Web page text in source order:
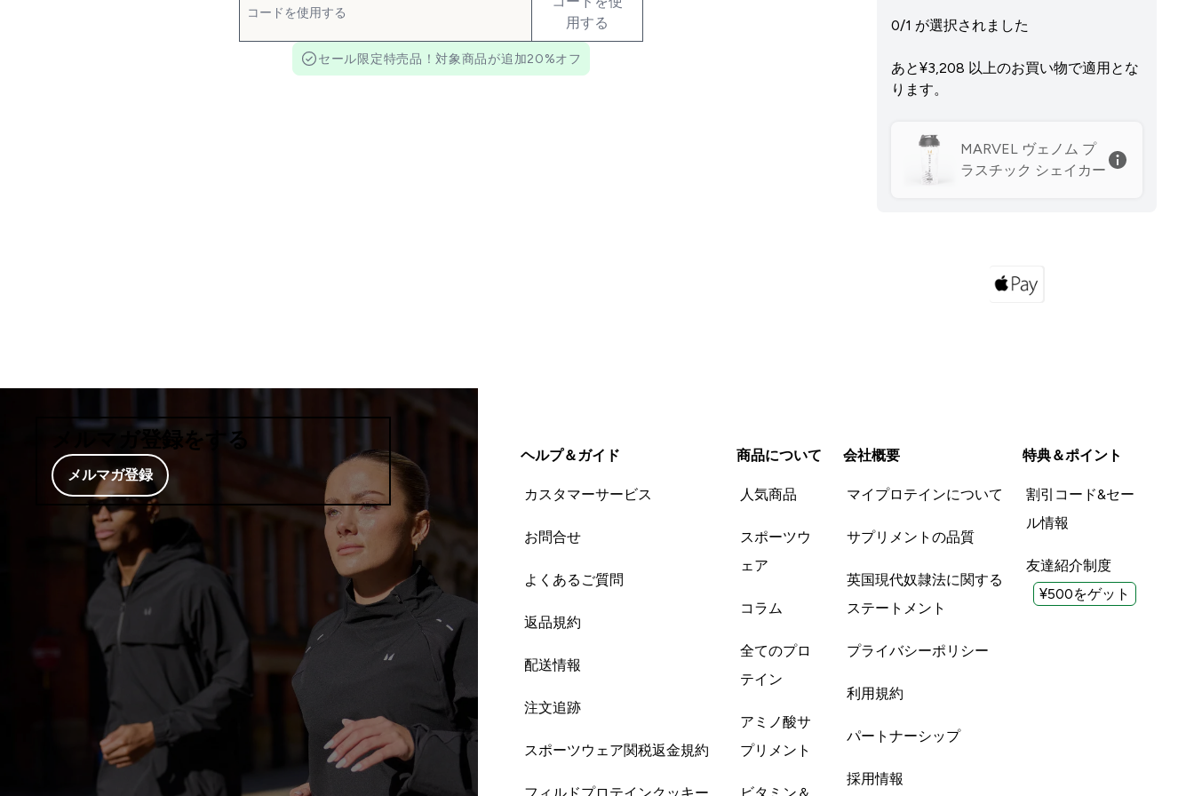
用する
セール限定特売品！対象商品が追加20%オフ
0/1 が選択されました
あと¥3,208‎ 以上のお買い物で適用とな
ります。
MARVEL ヴェノム プ
ラスチック シェイカー
メルマガ登録をする
メルマガ登録
ヘルプ＆ガイド
カスタマーサービス
お問合せ
よくあるご質問
返品規約
配送情報
注文追跡
スポーツウェア関税返金規約
フィルドプロテインクッキー
商品について
人気商品
スポーツウ
ェア
コラム
全てのプロ
テイン
アミノ酸サ
プリメント
ビタミン＆
会社概要
マイプロテインについて
サプリメントの品質
英国現代奴隷法に関する
ステートメント
プライバシーポリシー
利用規約
パートナーシップ
採用情報
特典＆ポイント
割引コード&セー
ル情報
友達紹介制度
¥500をゲット